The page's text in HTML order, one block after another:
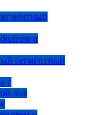
и
сегментный
с
для